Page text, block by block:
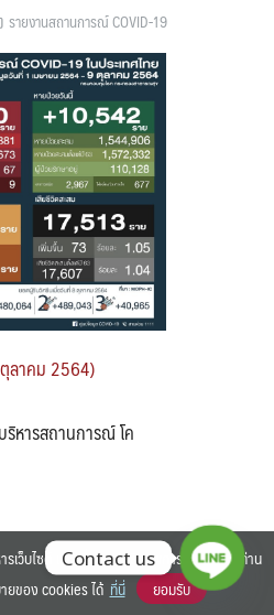
Search
รายงานสถานการณ์ COVID-19
ลาคม 2564)
หารสถานการณ์ โค
ALL RIGHTS RESERVED.
รเว็บไซต์ และเพิ่มประสิทธิภาพการใช้งานของท่าน
ยของ cookies ได้ ที่นี่ ยอมรับ
Contact us